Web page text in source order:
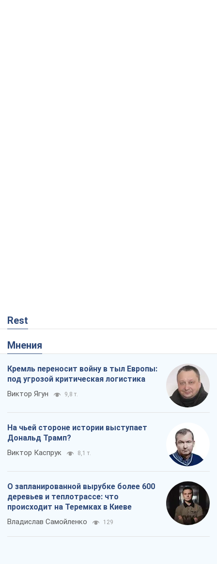
Rest
Мнения
Кремль переносит войну в тыл Европы:
под угрозой критическая логистика
Виктор Ягун 9,8 т.
На чьей стороне истории выступает
Дональд Трамп?
Виктор Каспрук 8,1 т.
О запланированной вырубке более 600
деревьев и теплотрассе: что
происходит на Теремках в Киеве
Владислав Самойленко 129